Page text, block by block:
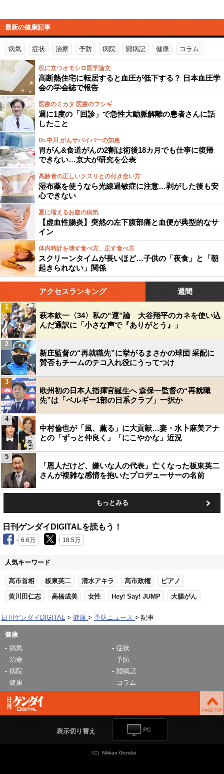
最新の健康記事
病気 症状 治療 予防 病院 闘病記 健康 コラム
役に立つオモシロ医学論文
高断熱住宅に転居すると血圧が低下する？ 日本血圧学
会の学会誌で報告
医療のミカタ 医療のフシギ
週に1度の「回診」で急性大動脈解離の患者さんに話
したこと
Dr.中川 がんサバイバーの知恵
胃がん&食道がんの2割は術後18カ月でも仕事に復帰
できない…京大が研究を公表
高齢者の正しいクスリとの付き合い方
湿布薬を使うなら光線過敏症に注意…剥がした後も安
心できない
夏に増えるお腹の病気
【虚血性腸炎】突然の左下腹部痛と血便が典型的なサ
イン
体内時計を壊す食べ方、正す食べ方
スクリーンタイムが長いほど…子供の「夜食」と「朝
起きられない」関係
アクセスランキング 週間
萩本欽一〈34〉私の“運”論 大谷翔平のカネを使い込
んだ通訳に「小さな声で『ありがとう』」
1
新庄監督の“再就職先”に挙がるまさかの球団 采配に
賛否もチームのテコ入れ役にうってつけ
2
欧州初の日本人指揮官誕生へ 森保一監督の“再就職
先”は「ベルギー1部の日系クラブ」一択か
3
中村倫也が「風、薫る」に大貢献…妻・水卜麻美アナ
との「ずっと仲良く」「にこやかな」近況
4
「恩人だけど、嫌いな人の代表」亡くなった板東英二
さんが複雑な感情を抱いたプロデューサーの名前
5
もっとみる
日刊ゲンダイDIGITALを読もう！
6.6万 18.5万
人気キーワード
高市首相 板東英二 清水アキラ 高市政権 ピアノ
黄川田仁志 高橋成美 女性 Hey! Say! JUMP 大腸がん
日刊ゲンダイDIGITAL 健康 予防ニュース 記事
健康
病気
症状
治療
予防
病院
闘病記
健康
コラム
表示切り替え
（C）Nikkan Gendai